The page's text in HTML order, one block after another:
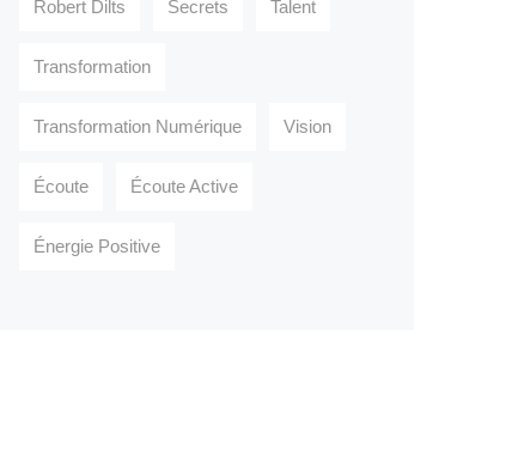
Robert Dilts Secrets Talent
Transformation
Transformation Numérique Vision
Écoute Écoute Active
Énergie Positive